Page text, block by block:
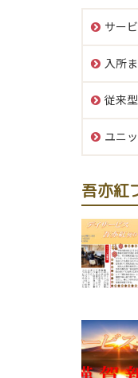
サー
入所
従来
ユニ
吾亦紅